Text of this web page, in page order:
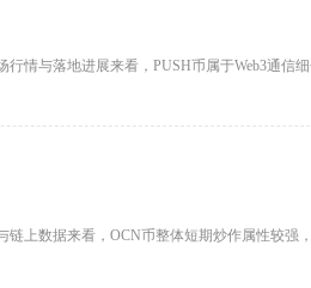
行情与落地进展来看，PUSH币属于Web3通信
链上数据来看，OCN币整体短期炒作属性较强